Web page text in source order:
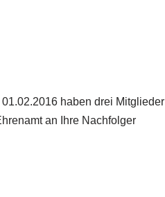
haben drei Mitglieder
an Ihre Nachfolger